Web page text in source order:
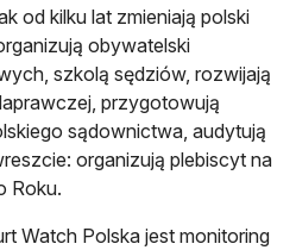
od kilku lat zmieniają polski
obywatelski
szkolą sędziów, rozwijają
przygotowują
sądownictwa, audytują
organizują plebiscyt na
Roku.
Watch Polska jest monitoring